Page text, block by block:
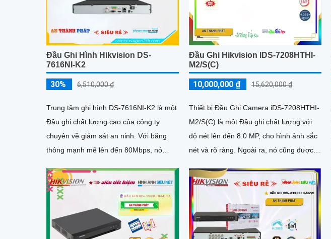
Đầu Ghi Hình Hikvision DS-
7616NI-K2
30% 6,510,000 ₫
Trung tâm ghi hình DS-7616NI-K2 là một
Đầu ghi chất lượng cao của công ty
chuyên về giám sát an ninh. Với băng
thông mạnh mẽ lên đến 80Mbps, nó
hiệu quả với hình ảnh siêu sắc nét Ultra
4K đạt độ phân giải 8MP
Đầu Ghi Hikvision IDS-7208HTHI-
M2/S(C)
10,000,000 ₫ 15,620,000 ₫
Thiết bị Đầu Ghi Camera iDS-7208HTHI-
M2/S(C) là một Đầu ghi chất lượng với
độ nét lên đến 8.0 MP, cho hình ảnh sắc
nét và rõ ràng. Ngoài ra, nó cũng được